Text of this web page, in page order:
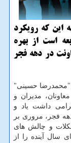
این كه رویكرد
است از بهره
در دهه فجر
"محمدرضا حسینی"
مدیران و
داشت یاد و
فجر، مروری بر
و چالش های
سال آینده را از